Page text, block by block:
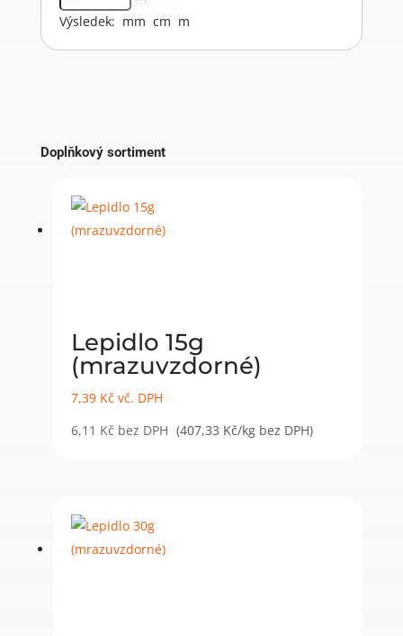
Výsledek: mm cm m
Doplňkový sortiment
Lepidlo 15g
(mrazuvzdorné)
7,39 Kč vč. DPH
6,11 Kč bez DPH (407,33 Kč/kg bez DPH)